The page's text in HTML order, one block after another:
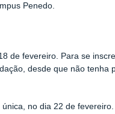
Penedo.
de fevereiro. Para se
desde que não tenha
no dia 22 de